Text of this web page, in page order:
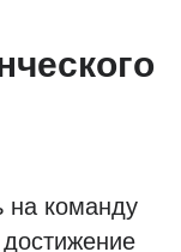
на команду